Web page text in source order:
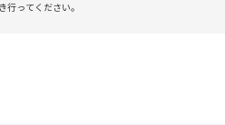
行ってください。